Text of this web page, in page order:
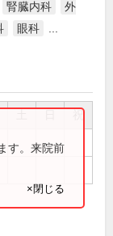
腎臓内科
外
眼科
祝
す。来院前
×閉じる